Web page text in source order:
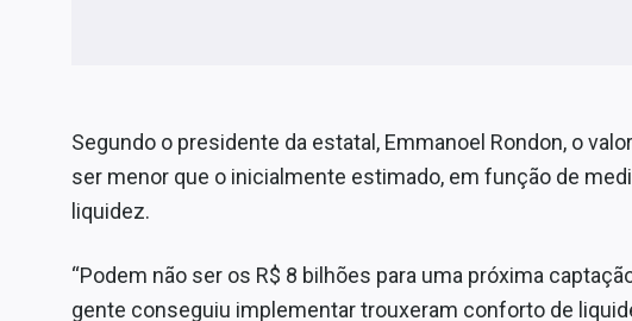
Segundo o presidente da estatal, Emmanoel Rondon, o
ser menor que o inicialmente estimado, em função de
liquidez.
“Podem não ser os R$ 8 bilhões para uma próxima
gente conseguiu implementar trouxeram conforto de